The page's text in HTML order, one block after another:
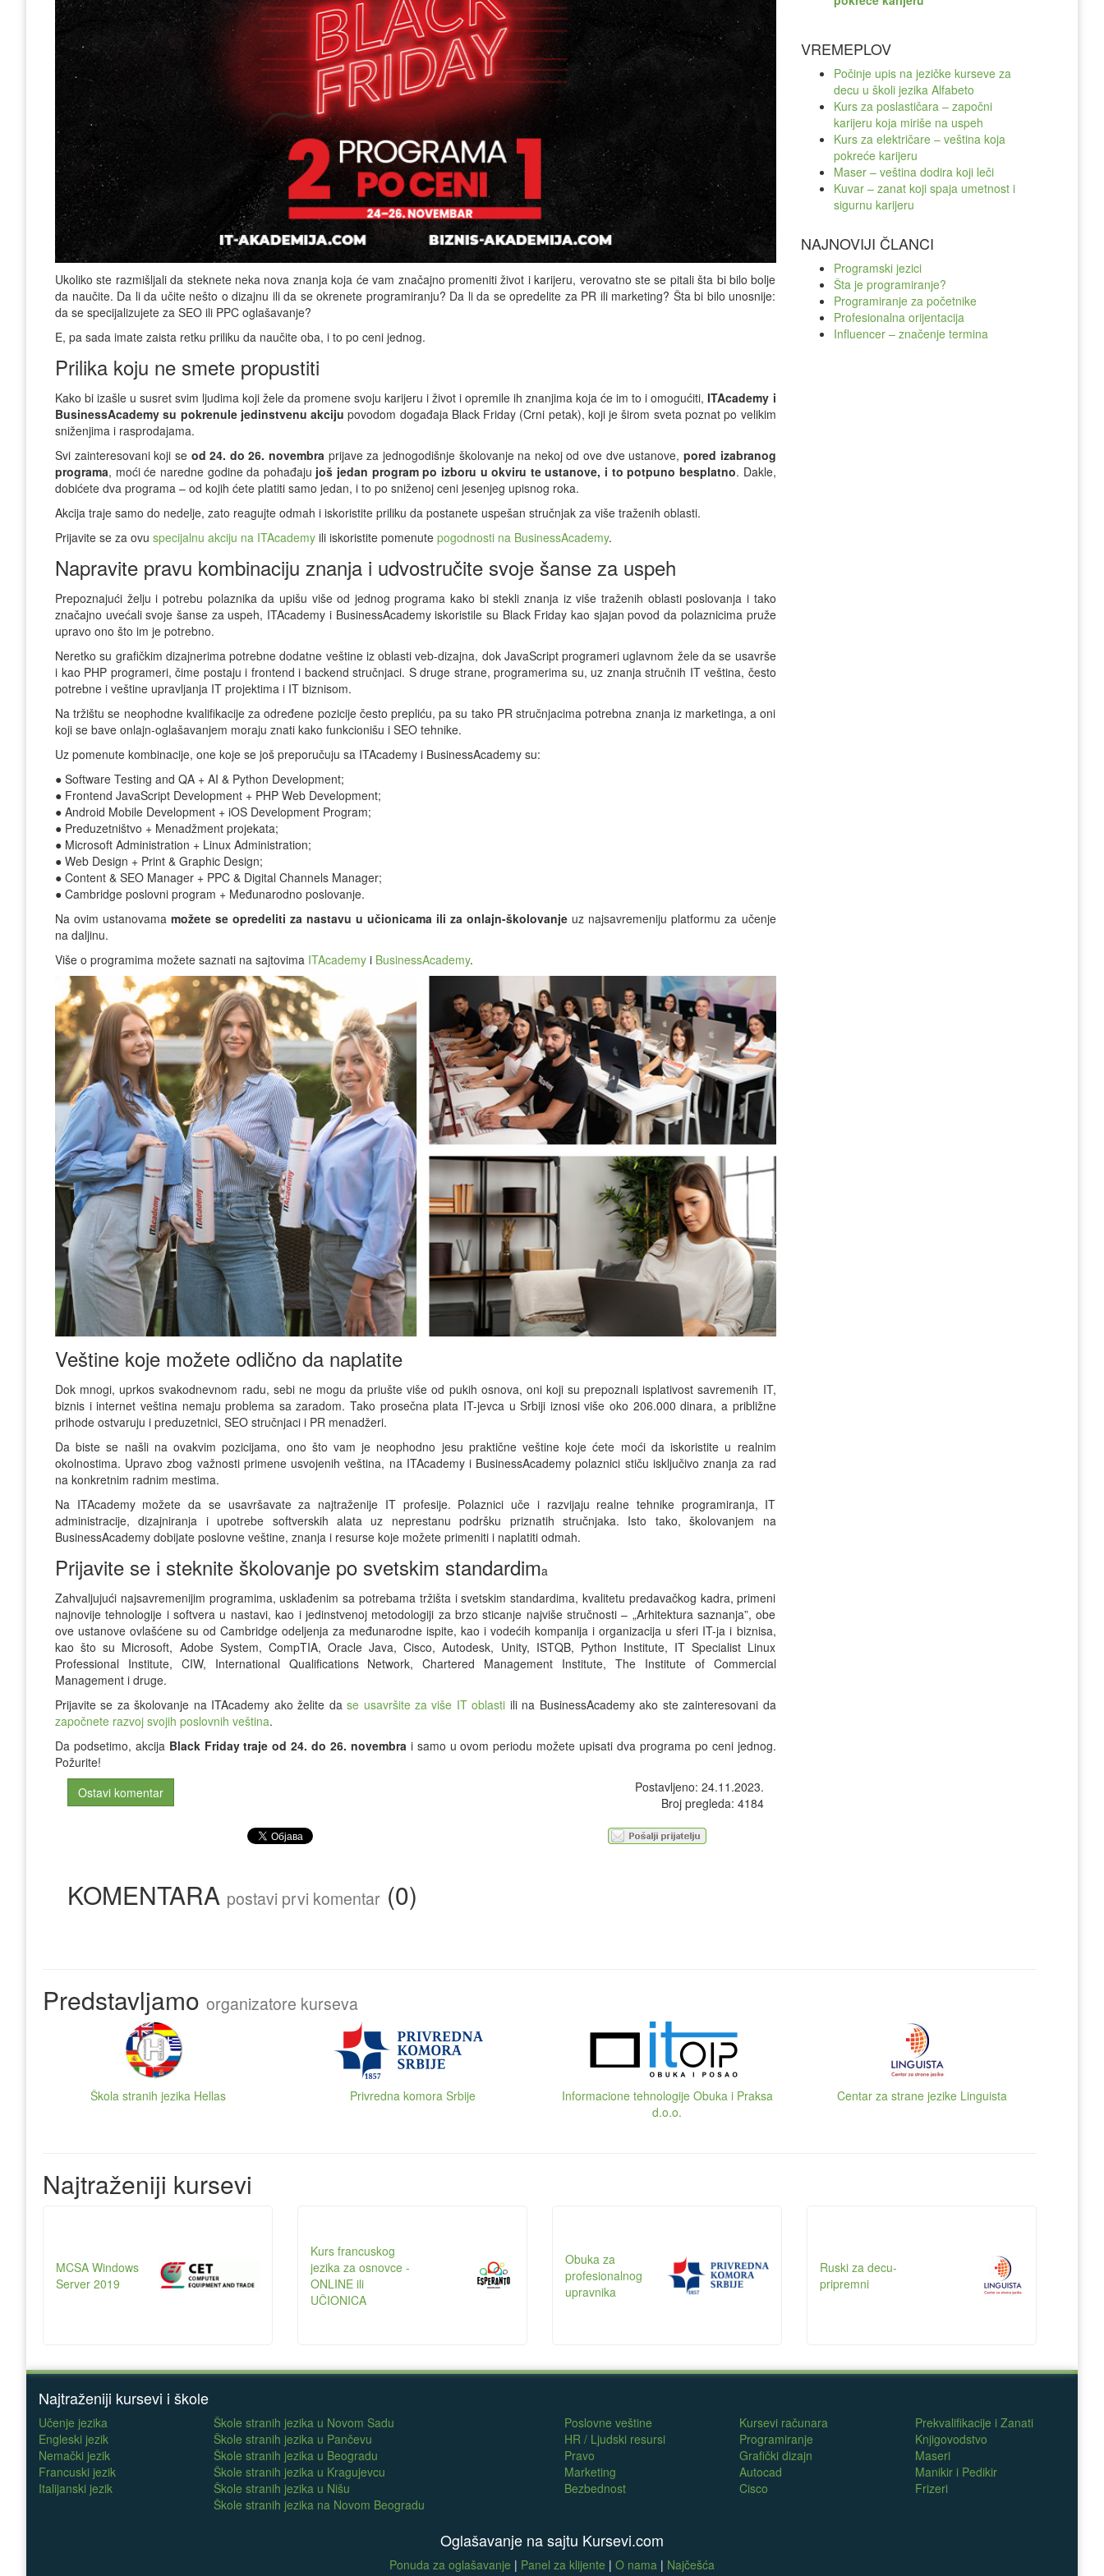
Ukoliko ste razmišljali da steknete neka nova znanja koja će vam značajno promeniti život i karijeru, verovatno ste se pitali šta bi bilo bolje
da naučite. Da li da učite nešto o dizajnu ili da se okrenete programiranju? Da li da se opredelite za PR ili marketing? Šta bi bilo unosnije:
da se specijalizujete za SEO ili PPC oglašavanje?
E, pa sada imate zaista retku priliku da naučite oba, i to po ceni jednog.
Prilika koju ne smete propustiti
Kako bi izašle u susret svim ljudima koji žele da promene svoju karijeru i život i opremile ih znanjima koja će im to i omogućiti,ITAcademy i
BusinessAcademy su pokrenule jedinstvenu akciju povodom događaja Black Friday (Crni petak), koji je širom sveta poznat po velikim
sniženjima i rasprodajama.
Svi zainteresovani koji se od 24. do 26. novembra prijave za jednogodišnje školovanje na nekoj od ove dve ustanove, pored izabranog
programa, moći će naredne godine da pohađaju još jedan program po izboru u okviru te ustanove, i to potpuno besplatno. Dakle,
dobićete dva programa – od kojih ćete platiti samo jedan, i to po sniženoj ceni jesenjeg upisnog roka.
Akcija traje samo do nedelje, zato reagujte odmah i iskoristite priliku da postanete uspešan stručnjak za više traženih oblasti.
Prijavite se za ovu specijalnu akciju na ITAcademy ili iskoristite pomenute pogodnosti na BusinessAcademy.
Napravite pravu kombinaciju znanja i udvostručite svoje šanse za uspeh
Prepoznajući želju i potrebu polaznika da upišu više od jednog programa kako bi stekli znanja iz više traženih oblasti poslovanja i tako
značajno uvećali svoje šanse za uspeh, ITAcademy i BusinessAcademy iskoristile su Black Friday kao sjajan povod da polaznicima pruže
upravo ono što im je potrebno.
Neretko su grafičkim dizajnerima potrebne dodatne veštine iz oblasti veb-dizajna, dok JavaScript programeri uglavnom žele da se usavrše
i kao PHP programeri, čime postaju i frontend i backend stručnjaci. S druge strane, programerima su, uz znanja stručnih IT veština, često
potrebne i veštine upravljanja IT projektima i IT biznisom.
Na tržištu se neophodne kvalifikacije za određene pozicije često prepliću, pa su tako PR stručnjacima potrebna znanja iz marketinga, a oni
koji se bave onlajn-oglašavanjem moraju znati kako funkcionišu i SEO tehnike.
Uz pomenute kombinacije, one koje se još preporučuju sa ITAcademy i BusinessAcademy su:
● Software Testing and QA + AI & Python Development;
● Frontend JavaScript Development + PHP Web Development;
● Android Mobile Development + iOS Development Program;
● Preduzetništvo + Menadžment projekata;
● Microsoft Administration + Linux Administration;
● Web Design + Print & Graphic Design;
● Content & SEO Manager + PPC & Digital Channels Manager;
● Cambridge poslovni program + Međunarodno poslovanje.
Na ovim ustanovamamožete se opredeliti za nastavu u učionicama ili za onlajn-školovanje uz najsavremeniju platformu za učenje
na daljinu.
Više o programima možete saznati na sajtovima ITAcademy i BusinessAcademy.
Veštine koje možete odlično da naplatite
Dok mnogi, uprkos svakodnevnom radu, sebi ne mogu da priušte više od pukih osnova, oni koji su prepoznali isplativost savremenih IT,
biznis i internet veština nemaju problema sa zaradom. Tako prosečna plata IT-jevca u Srbiji iznosi više oko 206.000 dinara, a približne
prihode ostvaruju i preduzetnici, SEO stručnjaci i PR menadžeri.
Da biste se našli na ovakvim pozicijama, ono što vam je neophodno jesu praktične veštine koje ćete moći da iskoristite u realnim
okolnostima. Upravo zbog važnosti primene usvojenih veština, na ITAcademy i BusinessAcademy polaznici stiču isključivo znanja za rad
na konkretnim radnim mestima.
Na ITAcademy možete da se usavršavate za najtraženije IT profesije. Polaznici uče i razvijaju realne tehnike programiranja, IT
administracije, dizajniranja i upotrebe softverskih alata uz neprestanu podršku priznatih stručnjaka. Isto tako, školovanjem na
BusinessAcademy dobijate poslovne veštine, znanja i resurse koje možete primeniti i naplatiti odmah.
Prijavite se i steknite školovanje po svetskim standardima
Zahvaljujući najsavremenijim programima, usklađenim sa potrebama tržišta i svetskim standardima, kvalitetu predavačkog kadra, primeni
najnovije tehnologije i softvera u nastavi, kao i jedinstvenoj metodologiji za brzo sticanje najviše stručnosti – „Arhitektura saznanja”, obe
ove ustanove ovlašćene su od Cambridge odeljenja za međunarodne ispite, kao i vodećih kompanija i organizacija u sferi IT-ja i biznisa,
kao što su Microsoft, Adobe System, CompTIA, Oracle Java, Cisco, Autodesk, Unity, ISTQB, Python Institute, IT Specialist Linux
Professional Institute, CIW, International Qualifications Network, Chartered Management Institute, The Institute of Commercial
Management i druge.
Prijavite se za školovanje na ITAcademy ako želite dase usavršite za više IT oblasti ili na BusinessAcademy ako ste zainteresovani da
započnete razvoj svojih poslovnih veština.
Da podsetimo, akcija Black Friday traje od 24. do 26. novembra i samo u ovom periodu možete upisati dva programa po ceni jednog.
Požurite!
Ostavi komentar
Postavljeno: 24.11.2023.
Broj pregleda: 4184
KOMENTARA postavi prvi komentar (0)
VREMEPLOV
Počinje upis na jezičke kurseve za
decu u školi jezika Alfabeto
Kurs za poslastičara – započni
karijeru koja miriše na uspeh
Kurs za električare – veština koja
pokreće karijeru
Maser – veština dodira koji leči
Kuvar – zanat koji spaja umetnost i
sigurnu karijeru
NAJNOVIJI ČLANCI
Programski jezici
Šta je programiranje?
Programiranje za početnike
Profesionalna orijentacija
Influencer – značenje termina
Predstavljamo organizatore kurseva
Škola stranih jezika Hellas Privredna komora Srbije
Informacione tehnologije Obuka i Praksa
d.o.o.
Centar za strane jezike Linguista
Najtraženiji kursevi
MCSA Windows
Server 2019
Kurs francuskog
jezika za osnovce -
ONLINE ili
UČIONICA
Obuka za
profesionalnog
upravnika
Ruski za decu-
pripremni
Najtraženiji kursevi i škole
Učenje jezika
Engleski jezik
Nemački jezik
Francuski jezik
Italijanski jezik
Škole stranih jezika u Novom Sadu
Škole stranih jezika u Pančevu
Škole stranih jezika u Beogradu
Škole stranih jezika u Kragujevcu
Škole stranih jezika u Nišu
Škole stranih jezika na Novom Beogradu
Poslovne veštine
HR / Ljudski resursi
Pravo
Marketing
Bezbednost
Kursevi računara
Programiranje
Grafički dizajn
Autocad
Cisco
Prekvalifikacije i Zanati
Knjigovodstvo
Maseri
Manikir i Pedikir
Frizeri
Oglašavanje na sajtu Kursevi.com
Ponuda za oglašavanje | Panel za klijente | O nama| Najčešća